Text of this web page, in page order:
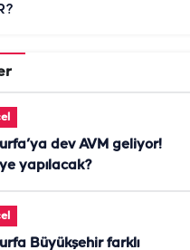
dev AVM geliyor!
yapılacak?
Büyükşehir farklı